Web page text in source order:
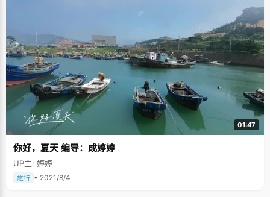
01:47
你好，夏天 编导：成婷婷
UP主: 婷婷
旅行 • 2021/8/4